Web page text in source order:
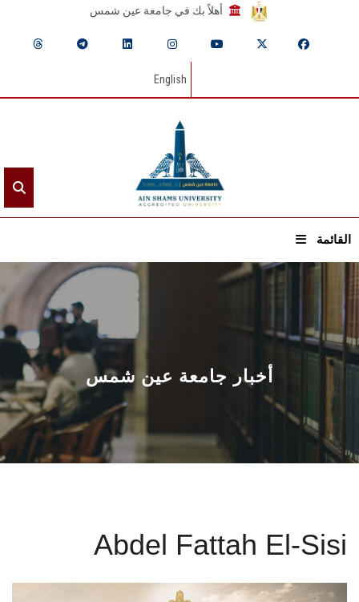
أهلاً بك في جامعة عين شمس
English
القائمة
الرئيسيـة
عن الجامعة
القطاعـات
الشئون الأكاديمية
البحث العلمي
المراكز والوحدات
أخبار جامعة عين شمس
Abdel Fattah El-Sisi